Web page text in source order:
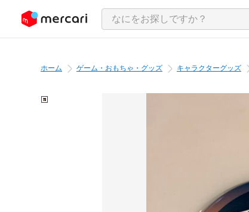
ツにスキップ
ホーム ゲーム・おもちゃ・グッズ キャラクターグッズ